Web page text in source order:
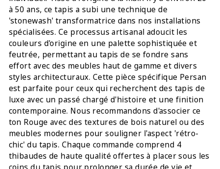
à 50 ans, ce tapis a subi une technique de
'stonewash' transformatrice dans nos installations
spécialisées. Ce processus artisanal adoucit les
couleurs d'origine en une palette sophistiquée et
feutrée, permettant au tapis de se fondre sans
effort avec des meubles haut de gamme et divers
styles architecturaux. Cette pièce spécifique Persan
est parfaite pour ceux qui recherchent des tapis de
luxe avec un passé chargé d'histoire et une finition
contemporaine. Nous recommandons d'associer ce
ton Rouge avec des textures de bois naturel ou des
meubles modernes pour souligner l'aspect 'rétro-
chic' du tapis. Chaque commande comprend 4
thibaudes de haute qualité offertes à placer sous les